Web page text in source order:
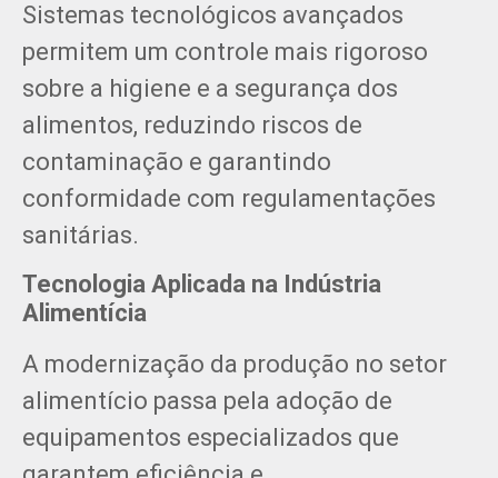
Sistemas tecnológicos avançados
permitem um controle mais rigoroso
sobre a higiene e a segurança dos
alimentos, reduzindo riscos de
contaminação e garantindo
conformidade com regulamentações
sanitárias.
Tecnologia Aplicada na Indústria
Alimentícia
A modernização da produção no setor
alimentício passa pela adoção de
equipamentos especializados que